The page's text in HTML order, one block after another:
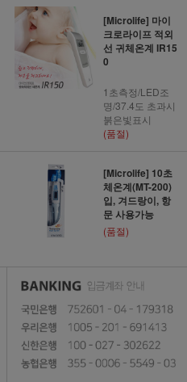
[Microlife] 마이
크로라이프 적외
선 귀체온계 IR15
0
1초측정/LED조
명/37.4도 초과시
붉은빛표시
(품절)
[Microlife] 10초
체온계(MT-200)
입, 겨드랑이, 항
문 사용가능
(품절)